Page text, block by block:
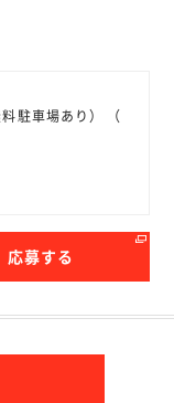
駐車場あり） （
応募する